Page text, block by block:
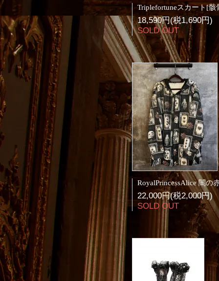
18,590円(税1,690円)
SOLD OUT
22,000円(税2,000円)
SOLD OUT